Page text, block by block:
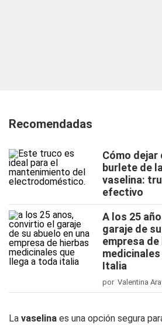
Recomendadas
Cómo dejar
burlete de
vaselina:
efectivo
A los 25
garaje de
empresa de
Italia
por Valentina
La vaselina es una opción segura